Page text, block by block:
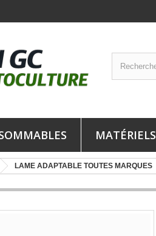
MATÉRIELS
LAME ADAPTABLE TOUTES MARQUES